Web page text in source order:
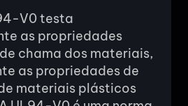
V0 testa
as propriedades
chama dos materiais,
as propriedades de
materiais plásticos